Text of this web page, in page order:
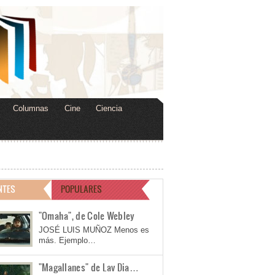
Columnas Cine Ciencia
POPULARES
"Omaha", de Cole Webley
JOSÉ LUIS MUÑOZ Menos es
más. Ejemplo…
"Magallanes" de Lav Dia…